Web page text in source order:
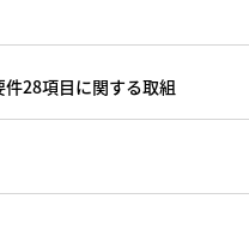
28項目に関する取組